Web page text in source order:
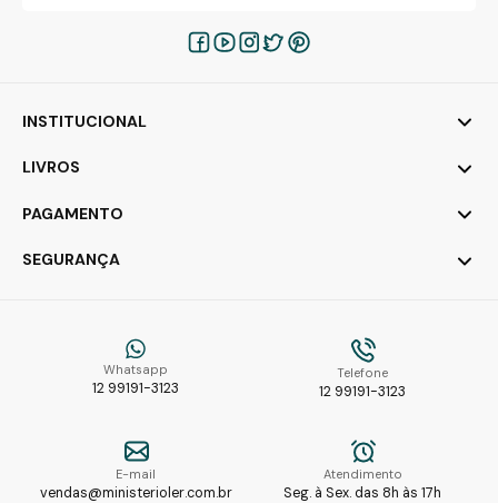
Whatsapp
12 99191-3123
Telefone
12 99191-3123
E-mail
vendas@ministerioler.com.br
Atendimento
Seg. à Sex. das 8h às 17h
INSTITUCIONAL
LIVROS
PAGAMENTO
SEGURANÇA